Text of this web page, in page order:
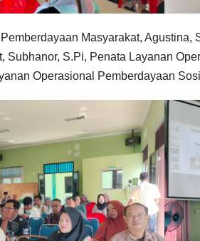
Masyarakat, Agustina,
Subhanor, S.Pi, Penata Layanan
Operasional Pemberdayaan